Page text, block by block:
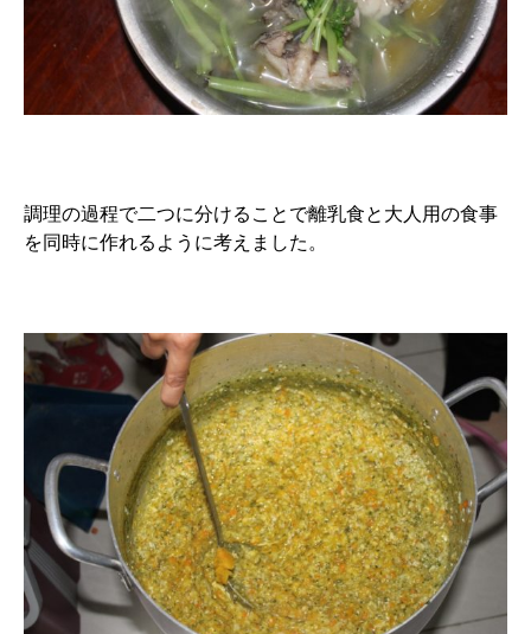
調理の過程で二つに分けることで離乳食と大人用の食事
を同時に作れるように考えました。